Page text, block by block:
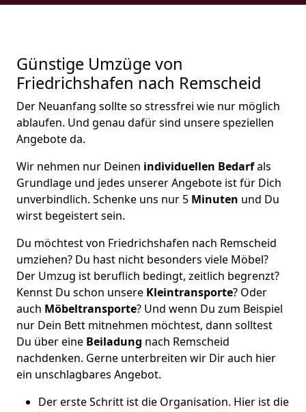
Günstige Umzüge von
Friedrichshafen nach Remscheid
Der Neuanfang sollte so stressfrei wie nur möglich
ablaufen. Und genau dafür sind unsere speziellen
Angebote da.
Wir nehmen nur Deinen individuellen Bedarfals
Grundlage und jedes unserer Angebote ist für Dich
unverbindlich. Schenke uns nur 5 Minuten und Du
wirst begeistert sein.
Du möchtest von Friedrichshafen nach Remscheid
umziehen? Du hast nicht besonders viele Möbel?
Der Umzug ist beruflich bedingt, zeitlich begrenzt?
Kennst Du schon unsere Kleintransporte? Oder
auch Möbeltransporte? Und wenn Du zum Beispiel
nur Dein Bett mitnehmen möchtest, dann solltest
Du über eine Beiladung nach Remscheid
nachdenken. Gerne unterbreiten wir Dir auch hier
ein unschlagbares Angebot.
Der erste Schritt ist die Organisation. Hier ist die